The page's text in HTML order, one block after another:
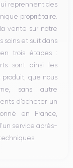
reprennent des
propriétaire.
vente sur notre
soins et suit dans
en trois étapes :
sont ainsi les
que nous
sans autre
d’acheter un
en France,
service après-